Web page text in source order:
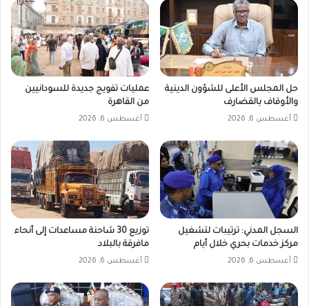
حل المجلس الأعلى للشؤون الدينية
والأوقاف بالقضارف
أغسطس 6, 2026
عمليات تفويج جديدة للسودانيين
من القاهرة
أغسطس 6, 2026
السجل المدني: ترتيبات لتشغيل
مركز خدمات بحري خلال أيام
أغسطس 6, 2026
توزيع 30 شاحنة مساعدات إلى أنحاء
مافرقة بالبلاد
أغسطس 6, 2026